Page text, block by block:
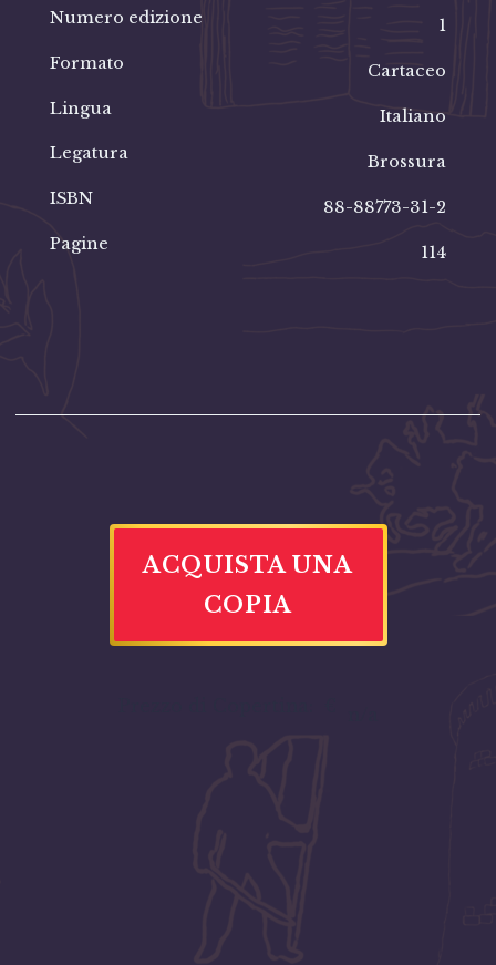
Numero edizione
1
Formato
Cartaceo
Lingua
Italiano
Legatura
Brossura
ISBN
88-88773-31-2
Pagine
114
ACQUISTA UNA
COPIA